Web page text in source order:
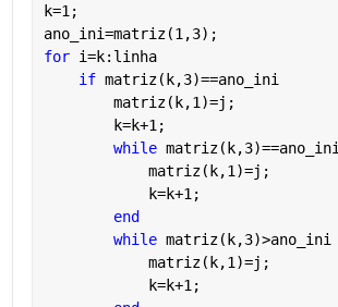
k=1;
ano_ini=matriz(1,3);
for i=k:linha
if matriz(k,3)==ano_ini
        matriz(k,1)=j;
        k=k+1;
while matriz(k,3)==ano_ini
            matriz(k,1)=j;
            k=k+1;
end
while matriz(k,3)>ano_ini
            matriz(k,1)=j;
            k=k+1;